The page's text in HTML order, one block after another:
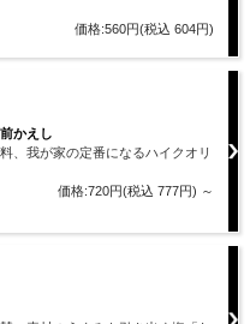
価格:560円(税込 604円)
かえし
、我が家の定番になるハイクオリ
価格:720円(税込 777円) ～